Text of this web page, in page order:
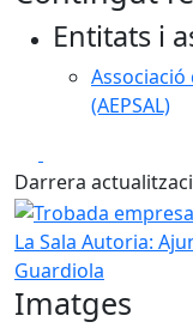
Entitats i
(AEPSAL)
Darrera
Trobada
La Sala Autoria:
Guardiola
Imatges